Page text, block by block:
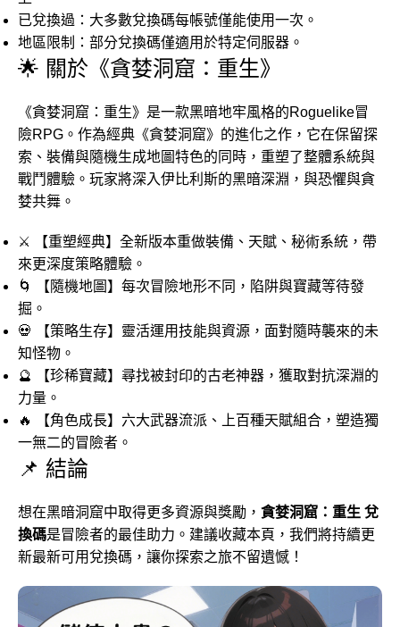
已兌換過：大多數兌換碼每帳號僅能使用一次。
地區限制：部分兌換碼僅適用於特定伺服器。
🌟 關於《貪婪洞窟：重生》
《貪婪洞窟：重生》是一款黑暗地牢風格的Roguelike冒
險RPG。作為經典《貪婪洞窟》的進化之作，它在保留探
索、裝備與隨機生成地圖特色的同時，重塑了整體系統與
戰鬥體驗。玩家將深入伊比利斯的黑暗深淵，與恐懼與貪
婪共舞。
⚔️ 【重塑經典】全新版本重做裝備、天賦、秘術系統，帶
來更深度策略體驗。
🌀 【隨機地圖】每次冒險地形不同，陷阱與寶藏等待發
掘。
💀 【策略生存】靈活運用技能與資源，面對隨時襲來的未
知怪物。
🔮 【珍稀寶藏】尋找被封印的古老神器，獲取對抗深淵的
力量。
🔥 【角色成長】六大武器流派、上百種天賦組合，塑造獨
一無二的冒險者。
📌 結論
想在黑暗洞窟中取得更多資源與獎勵， 貪婪洞窟：重生 兌
換碼是冒險者的最佳助力。建議收藏本頁，我們將持續更
新最新可用兌換碼，讓你探索之旅不留遺憾！